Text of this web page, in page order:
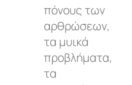
πόνους των
αρθρώσεων,
τα μυικά
προβλήματα,
τα